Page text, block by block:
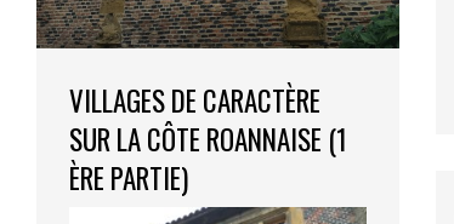
VILLAGES DE CARACTÈRE
SUR LA CÔTE ROANNAISE (1
ÈRE PARTIE)